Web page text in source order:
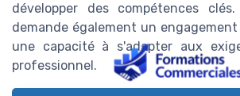
développer des compétences
demande également un
une capacité à s'adapter aux
professionnel.